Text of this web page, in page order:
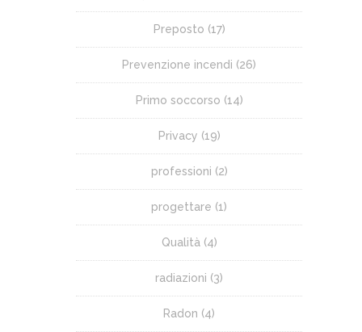
Preposto (17)
Prevenzione incendi (26)
Primo soccorso (14)
Privacy (19)
professioni (2)
progettare (1)
Qualità (4)
radiazioni (3)
Radon (4)